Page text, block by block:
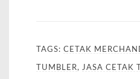
TAGS: CETAK
TUMBLER, JASA CETAK